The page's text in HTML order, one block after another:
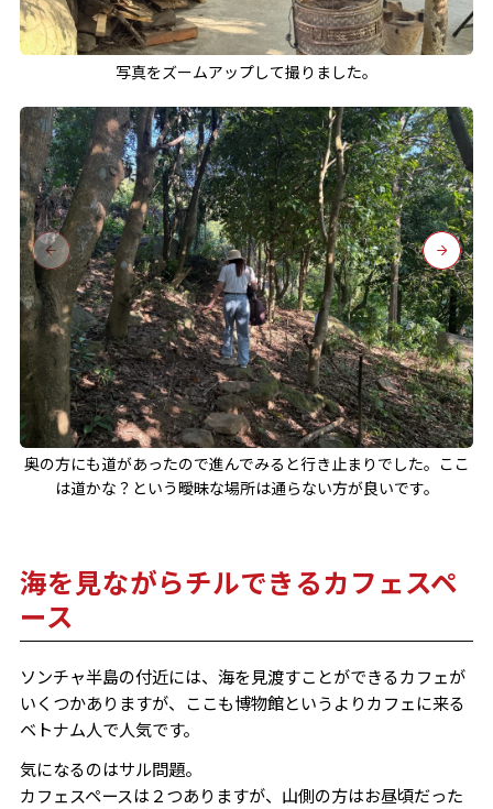
写真をズームアップして撮りました。
奥の方にも道があったので進んでみると行き止まりでした。ここ
は道かな？という曖昧な場所は通らない方が良いです。
海を見ながらチルできるカフェスペ
ース
ソンチャ半島の付近には、海を見渡すことができるカフェが
いくつかありますが、ここも博物館というよりカフェに来る
ベトナム人で人気です。
気になるのはサル問題。
カフェスペースは２つありますが、山側の方はお昼頃だった